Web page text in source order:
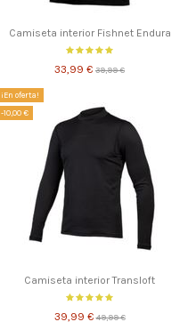
Camiseta interior Fishnet Endura
33,99 € 39,99 €
¡En oferta!
-10,00 €
Camiseta interior Transloft
39,99 €49,99 €